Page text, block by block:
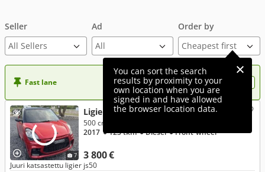
Seller
All Sellers
Ad Order by
You can sort the search
results by proximity to your
own location when you are
signed in and have allowed
the browser location data.
Fast lane Want more visibility to your ad?
7
Ligier JS50
3 800 €
500 cm³
2017 ● 123 tkm● Diesel● Front-wheel
Juuri katsastettu ligier js50